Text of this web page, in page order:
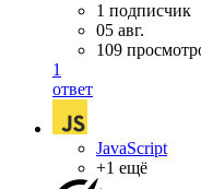
1 подписчик
05 авг.
109
1
ответ
JavaScript
+1 ещё